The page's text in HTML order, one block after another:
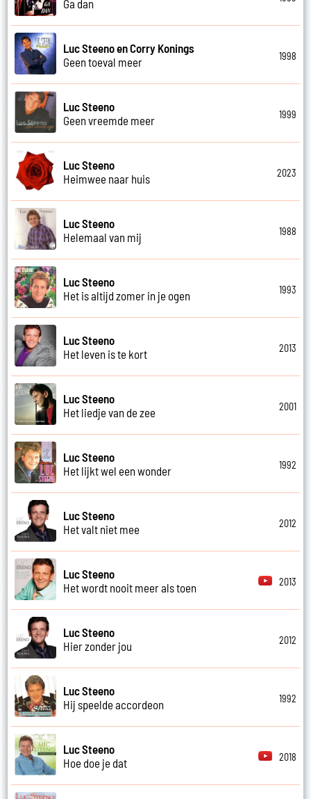
Ga dan
Luc Steeno en Corry Konings
Geen toeval meer
1998
Luc Steeno
Geen vreemde meer
1999
Luc Steeno
Heimwee naar huis
2023
Luc Steeno
Helemaal van mij
1988
Luc Steeno
Het is altijd zomer in je ogen
1993
Luc Steeno
Het leven is te kort
2013
Luc Steeno
Het liedje van de zee
2001
Luc Steeno
Het lijkt wel een wonder
1992
Luc Steeno
Het valt niet mee
2012
Luc Steeno
Het wordt nooit meer als toen
2013
Luc Steeno
Hier zonder jou
2012
Luc Steeno
Hij speelde accordeon
1992
Luc Steeno
Hoe doe je dat
2018